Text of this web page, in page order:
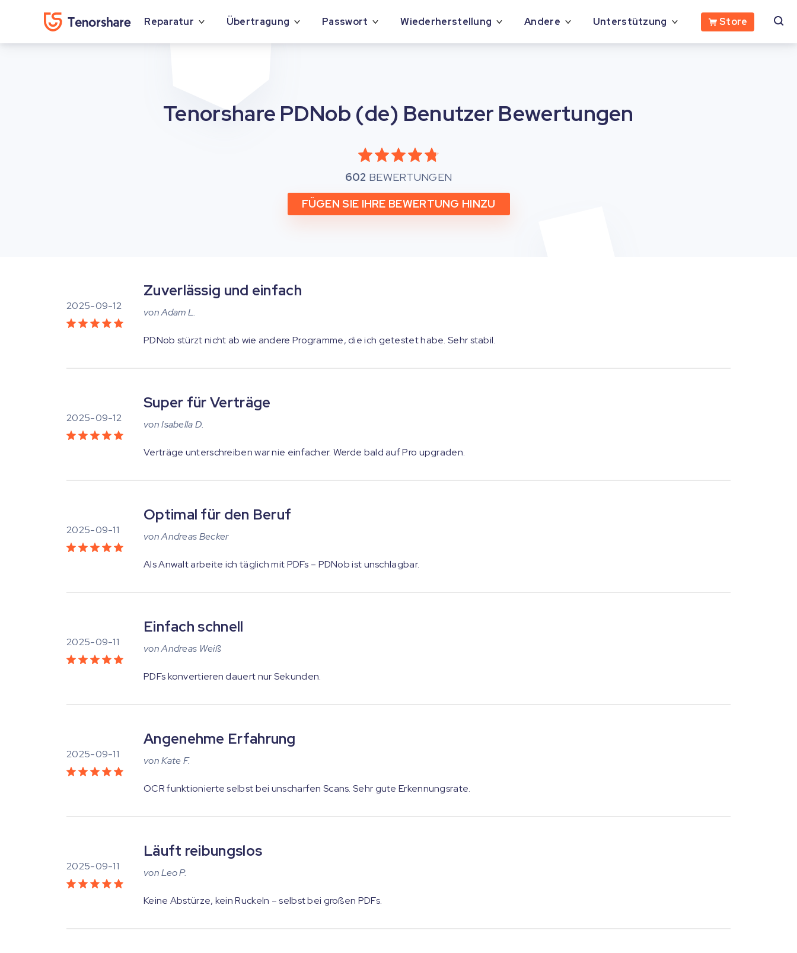
Reparatur Übertragung Passwort Wiederherstellung Andere Unterstützung Store
Tenorshare PDNob (de) Benutzer Bewertungen
4
602 BEWERTUNGEN
FÜGEN SIE IHRE BEWERTUNG HINZU
2025-09-12
Zuverlässig und einfach
vonAdam L.
PDNob stürzt nicht ab wie andere Programme, die ich getestet habe. Sehr stabil.
2025-09-12
Super für Verträge
vonIsabella D.
Verträge unterschreiben war nie einfacher. Werde bald auf Pro upgraden.
2025-09-11
Optimal für den Beruf
vonAndreas Becker
Als Anwalt arbeite ich täglich mit PDFs – PDNob ist unschlagbar.
2025-09-11
Einfach schnell
vonAndreas Weiß
PDFs konvertieren dauert nur Sekunden.
2025-09-11
Angenehme Erfahrung
vonKate F.
OCR funktionierte selbst bei unscharfen Scans. Sehr gute Erkennungsrate.
2025-09-11
Läuft reibungslos
vonLeo P.
Keine Abstürze, kein Ruckeln – selbst bei großen PDFs.